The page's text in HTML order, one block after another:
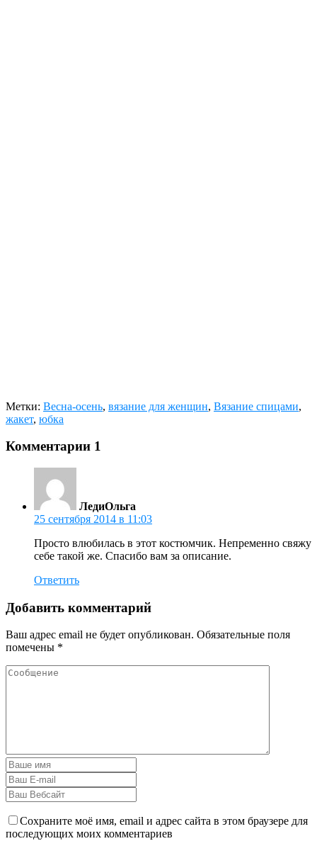
Метки: Весна-осень, вязание для женщин, Вязание спицами,
жакет, юбка
Комментарии 1
ЛедиОльга
25 сентября 2014 в 11:03
Просто влюбилась в этот костюмчик. Непременно свяжу
себе такой же. Спасибо вам за описание.
Ответить
Добавить комментарий
Ваш адрес email не будет опубликован. Обязательные поля
помечены *
Сохраните моё имя, email и адрес сайта в этом браузере для
последующих моих комментариев